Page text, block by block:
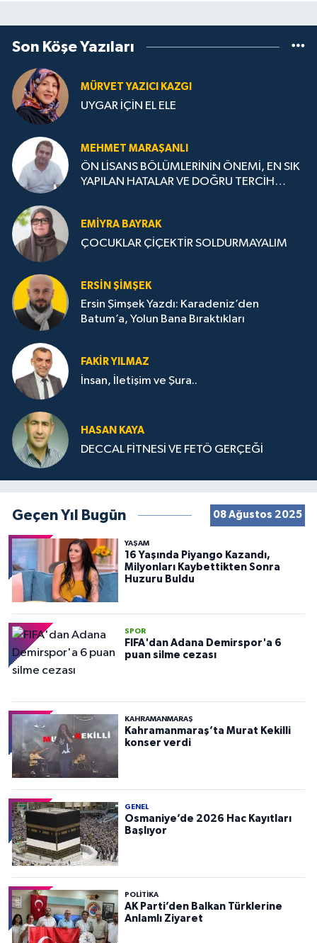
Son Köşe Yazıları
MÜRVET YAZICI KAZGI
UYGAR İÇİN EL ELE
MEHMET MARAŞANLI
ÖN LİSANS BÖLÜMLERİNİN ÖNEMİ, EN SIK
YAPILAN HATALAR VE DOĞRU TERCİH
EMIYRA BAYRAK
ÇOCUKLAR ÇİÇEKTİR SOLDURMAYALIM
ERSIN ŞIMŞEK
Ersin Şimşek Yazdı: Karadeniz’den
Batum’a, Yolun Bana Bıraktıkları
FAKIR YILMAZ
İnsan, İletişim ve Şura..
HASAN KAYA
DECCAL FİTNESİ VE FETÖ GERÇEĞİ
Geçen Yıl Bugün 08 Ağustos 2025
YAŞAM
16 Yaşında Piyango Kazandı,
Milyonları Kaybettikten Sonra
Huzuru Buldu
SPOR
FIFA'dan Adana Demirspor'a 6
puan silme cezası
KAHRAMANMARAŞ
Kahramanmaraş’ta Murat Kekilli
konser verdi
GENEL
Osmaniye’de 2026 Hac Kayıtları
Başlıyor
POLITIKA
AK Parti’den Balkan Türklerine
Anlamlı Ziyaret